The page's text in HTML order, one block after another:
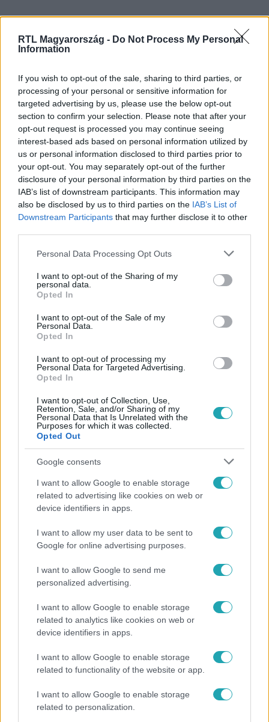
RTL Magyarország - Do Not Process My Personal
Information
If you wish to opt-out of the sale, sharing to third parties, or
processing of your personal or sensitive information for
targeted advertising by us, please use the below opt-out
section to confirm your selection. Please note that after your
opt-out request is processed you may continue seeing
interest-based ads based on personal information utilized by
us or personal information disclosed to third parties prior to
your opt-out. You may separately opt-out of the further
disclosure of your personal information by third parties on the
IAB’s list of downstream participants. This information may
also be disclosed by us to third parties on the IAB’s List of
Downstream Participants that may further disclose it to other
Please note that this website/app uses one or more Google
not limited to your visit or usage behaviour. You may click to
grant or deny consent to Google and its third-party tags to
use your data for below specified purposes in below Google
consent section.
Personal Data Processing Opt Outs
I want to opt-out of the Sharing of my
personal data.
Opted In
I want to opt-out of the Sale of my
Personal Data.
Opted In
I want to opt-out of processing my
Personal Data for Targeted Advertising.
Opted In
I want to opt-out of Collection, Use,
Retention, Sale, and/or Sharing of my
Personal Data that Is Unrelated with the
Purposes for which it was collected.
Opted Out
Google consents
I want to allow Google to enable storage
related to advertising like cookies on web or
device identifiers in apps.
I want to allow my user data to be sent to
Google for online advertising purposes.
I want to allow Google to send me
personalized advertising.
I want to allow Google to enable storage
related to analytics like cookies on web or
device identifiers in apps.
I want to allow Google to enable storage
related to functionality of the website or app.
I want to allow Google to enable storage
related to personalization.
Kövess minket, és értesülj a friss hírekről a
Facebookon is!
Követem
MIKROHULLÁMÚ SÜTŐ
Népszerű
"Nem beszélek már vele évek óta" - Édesapja
2:56